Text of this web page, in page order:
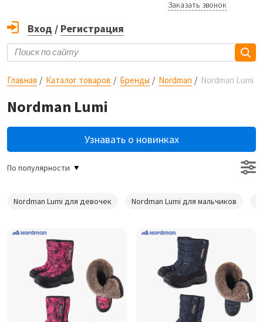
Заказать звонок
Вход / Регистрация
Главная Каталог товаров Бренды Nordman Nordman Lumi
Nordman Lumi
Узнавать о новинках
По популярности
Nordman Lumi для девочек Nordman Lumi для мальчиков